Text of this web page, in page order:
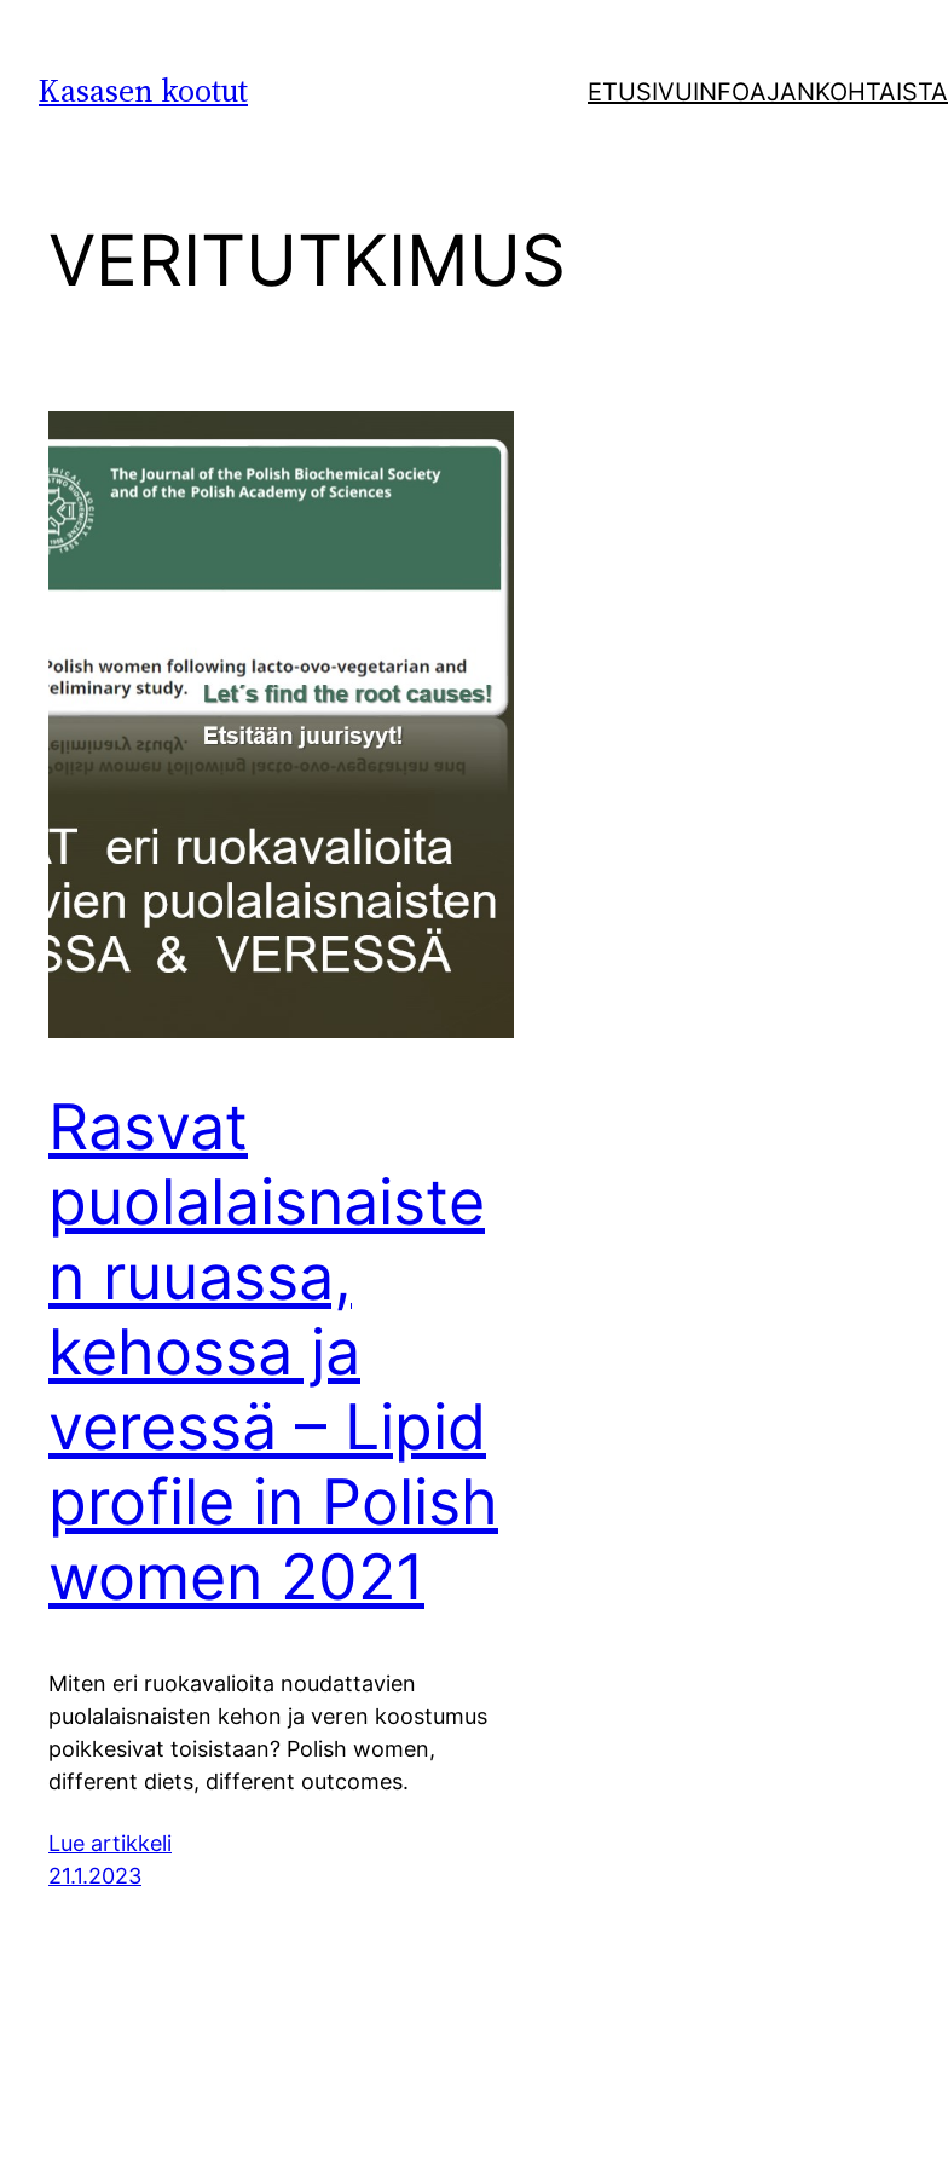
Kasasen kootut ETUSIVUINFOAJANKOHTAISTA
VERITUTKIMUS
Rasvat
puolalaisnaiste
n ruuassa,
kehossa ja
veressä – Lipid
profile in Polish
women 2021
Miten eri ruokavalioita noudattavien
puolalaisnaisten kehon ja veren koostumus
poikkesivat toisistaan? Polish women,
different diets, different outcomes.
Lue artikkeli
21.1.2023